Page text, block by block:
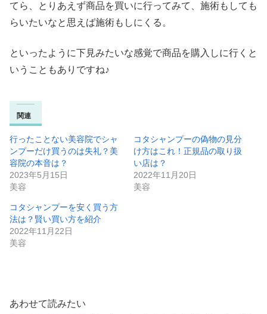
てら、とりあえず商品を買いに行ってみて、施術もしても
らいたいなと思えば施術もしにくる。
といったように下見みたいな感覚で商品を購入しに行くと
いうこともありですね♪
関連
行ったことない美容院でシャ
ンプーだけ買うのは失礼？美
容院の本音は？
2023年5月15日
美容
コタシャンプーの偽物の見分
け方はこれ！正規品の取り扱
い店は？
2022年11月20日
美容
コタシャンプーを安く買う方
法は？賢い買い方を紹介
2022年11月22日
美容
あわせて読みたい